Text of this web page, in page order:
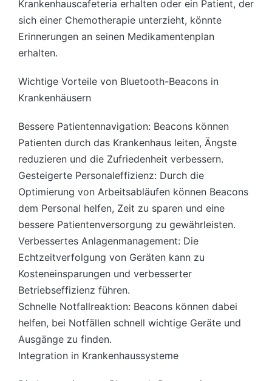
Krankenhauscafeteria erhalten oder ein Patient, der
sich einer Chemotherapie unterzieht, könnte
Erinnerungen an seinen Medikamentenplan
erhalten.
Wichtige Vorteile von Bluetooth-Beacons in
Krankenhäusern
Bessere Patientennavigation: Beacons können
Patienten durch das Krankenhaus leiten, Ängste
reduzieren und die Zufriedenheit verbessern.
Gesteigerte Personaleffizienz: Durch die
Optimierung von Arbeitsabläufen können Beacons
dem Personal helfen, Zeit zu sparen und eine
bessere Patientenversorgung zu gewährleisten.
Verbessertes Anlagenmanagement: Die
Echtzeitverfolgung von Geräten kann zu
Kosteneinsparungen und verbesserter
Betriebseffizienz führen.
Schnelle Notfallreaktion: Beacons können dabei
helfen, bei Notfällen schnell wichtige Geräte und
Ausgänge zu finden.
Integration in Krankenhaussysteme